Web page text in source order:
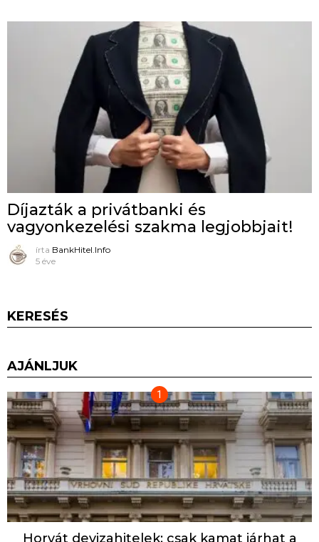
Díjazták a privátbanki és
vagyonkezelési szakma legjobbjait!
írta BankHitel.Info
5 éve
KERESÉS
AJÁNLJUK
Horvát devizahitelek: csak kamat járhat a